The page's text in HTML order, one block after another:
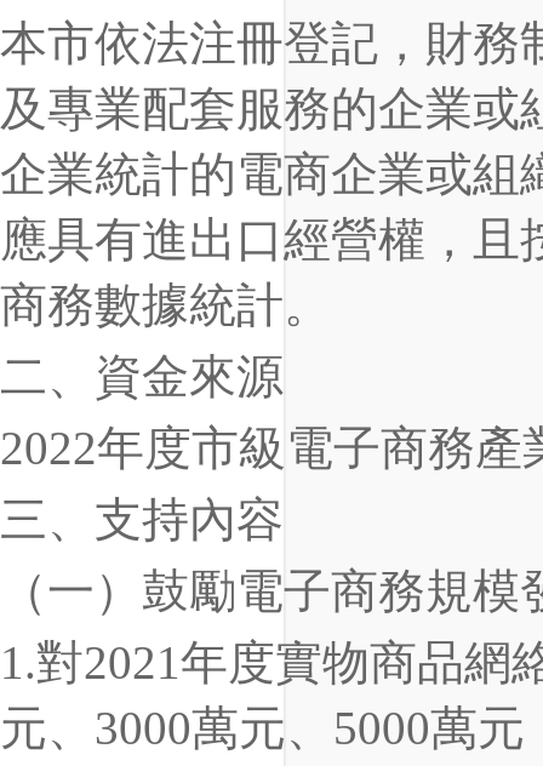
本市依法注冊登記，財務
及專業配套服務的企業
企業統計的電商企業或組
應具有進出口經營權，
商務數據統計。
二、資金來源
2022年度市級電子商務
三、支持內容
（一）鼓勵電子商務規模
1.對2021年度實物商品網
元、3000萬元、5000萬